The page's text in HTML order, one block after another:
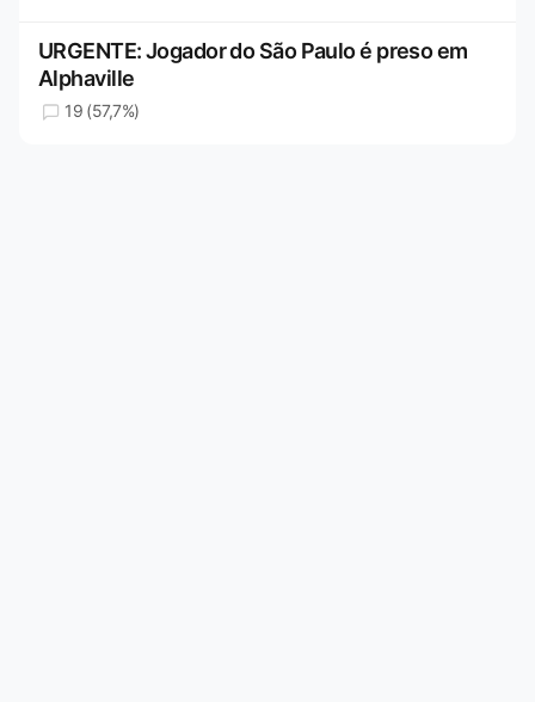
URGENTE: Jogador do São Paulo é preso em
Alphaville
19 (57,7%)